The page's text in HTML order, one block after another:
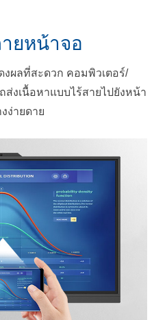
ยหน้าจอ
ผลที่สะดวก คอมพิวเตอร์/
งเนื้อหาแบบไร้สายไปยังหน้า
ง่ายดาย